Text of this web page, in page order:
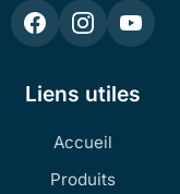
Liens utiles
Accueil
Produits